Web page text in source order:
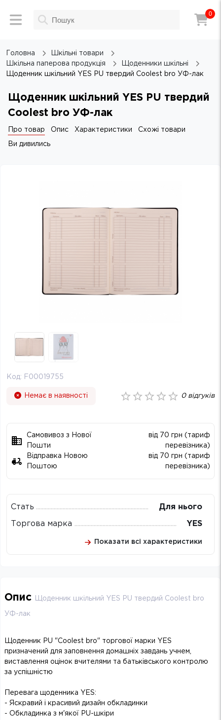
0
Головна
Шкільні товари
Шкільна паперова продукція
Щоденники шкільні
Щоденник шкільний YES PU твердий Coolest bro УФ-лак
Щоденник шкільний YES PU твердий
Coolest bro УФ-лак
Про товар Опис Характеристики Схожі товари
Ви дивились
Код: F00019755
Немає в наявності 0відгуків
Самовивоз з Нової
Пошти
від 70 грн (тариф
перевізника)
Відправка Новою
Поштою
від 70 грн (тариф
перевізника)
Стать Для нього
Торгова марка YES
Показати всі характеристики
Опис Щоденник шкільний YES PU твердий Coolest bro
УФ-лак
Щоденник PU "Coolest bro" торгової марки YES
призначений для заповнення домашніх завдань учнем,
виставлення оцінок вчителями та батьківського контролю
за успішністю
Перевага щоденника YES:
- Яскравий і красивий дизайн обкладинки
- Обкладинка з м'якої PU-шкіри